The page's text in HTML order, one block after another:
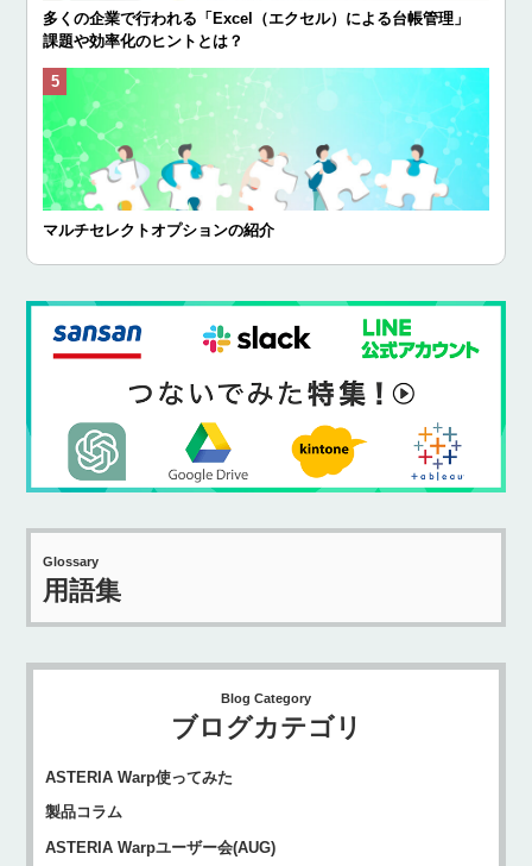
多くの企業で行われる「Excel（エクセル）による台帳管理」
課題や効率化のヒントとは？
マルチセレクトオプションの紹介
Glossary
用語集
Blog Category
ブログカテゴリ
ASTERIA Warp使ってみた
製品コラム
ASTERIA Warpユーザー会(AUG)